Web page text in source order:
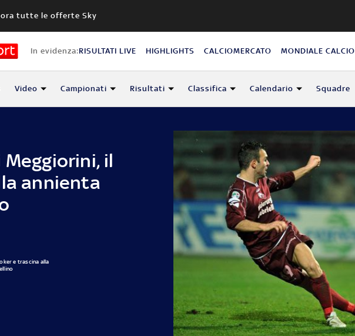
tutte le offerte Sky
In evidenza:RISULTATI LIVE HIGHLIGHTS CALCIOMERCATO MONDIALE CALCIO
Video Campionati Risultati Classifica Calendario Squadre
Meggiorini, il
annienta
e trascina alla